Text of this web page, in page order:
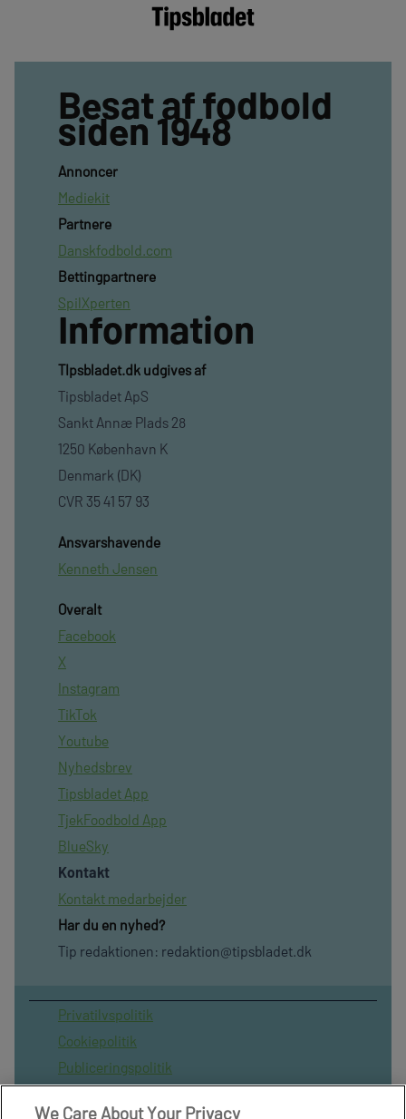
Besat af fodbold
siden 1948
Annoncer
Mediekit
Partnere
Danskfodbold.com
Bettingpartnere
SpilXperten
Information
TIpsbladet.dk udgives af
Tipsbladet ApS
Sankt Annæ Plads 28
1250 København K
Denmark (DK)
CVR 35 41 57 93
Ansvarshavende
Kenneth Jensen
Overalt
Facebook
X
Instagram
TikTok
Youtube
Nyhedsbrev
Tipsbladet App
TjekFoodbold App
BlueSky
Kontakt
Kontakt medarbejder
Har du en nyhed?
Tip redaktionen: redaktion@tipsbladet.dk
Privatilvspolitik
Cookiepolitik
Publiceringspolitik
We Care About Your Privacy